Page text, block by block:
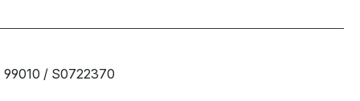
99010 / S0722370